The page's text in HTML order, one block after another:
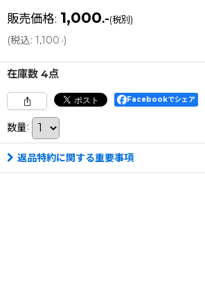
販売価格: 1,000.-(税別)
(税込: 1,100.-)
在庫数 4点
Facebookでシェア
数量:
返品特約に関する重要事項